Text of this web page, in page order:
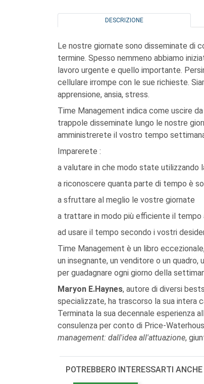
DESCRIZIONE
Le nostre giornate sono disseminate di
termine. Spesso nemmeno abbiamo
lavoro urgente e quello importante.
cellulare irrompe con le sue richieste.
apprensione, ansia, stress.
Time Management indica come uscire
trappole disseminate lungo le nostre
amministrerete il vostro tempo
Imparerete :
a valutare in che modo state utilizzando
a riconoscere quanta parte di tempo è
a sfruttare al meglio le vostre giornate
a trattare in modo più efficiente il
ad usare il tempo secondo i vostri
Time Management è un libro
un insegnante, un venditore o un
per guadagnare ogni giorno della
Maryon E.Haynes, autore di diversi
specializzate, ha trascorso la sua intera
Terminata la sua decennale esperienza
consulenza per conto di Price-
management: dall'idea all'attuazione,
POTREBBERO INTERESSARTI ANCHE